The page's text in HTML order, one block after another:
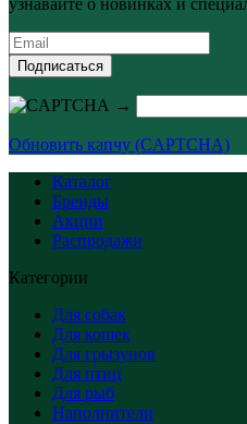
узнавайте о новинках и
Подписаться
→
Обновить капчу (CAPTCHA)
Каталог
Бренды
Акции
Распродажи
Категории
Для собак
Для кошек
Для грызунов
Для птиц
Для рыб
Наполнители